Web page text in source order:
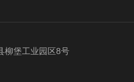
柳堡工业园区8号